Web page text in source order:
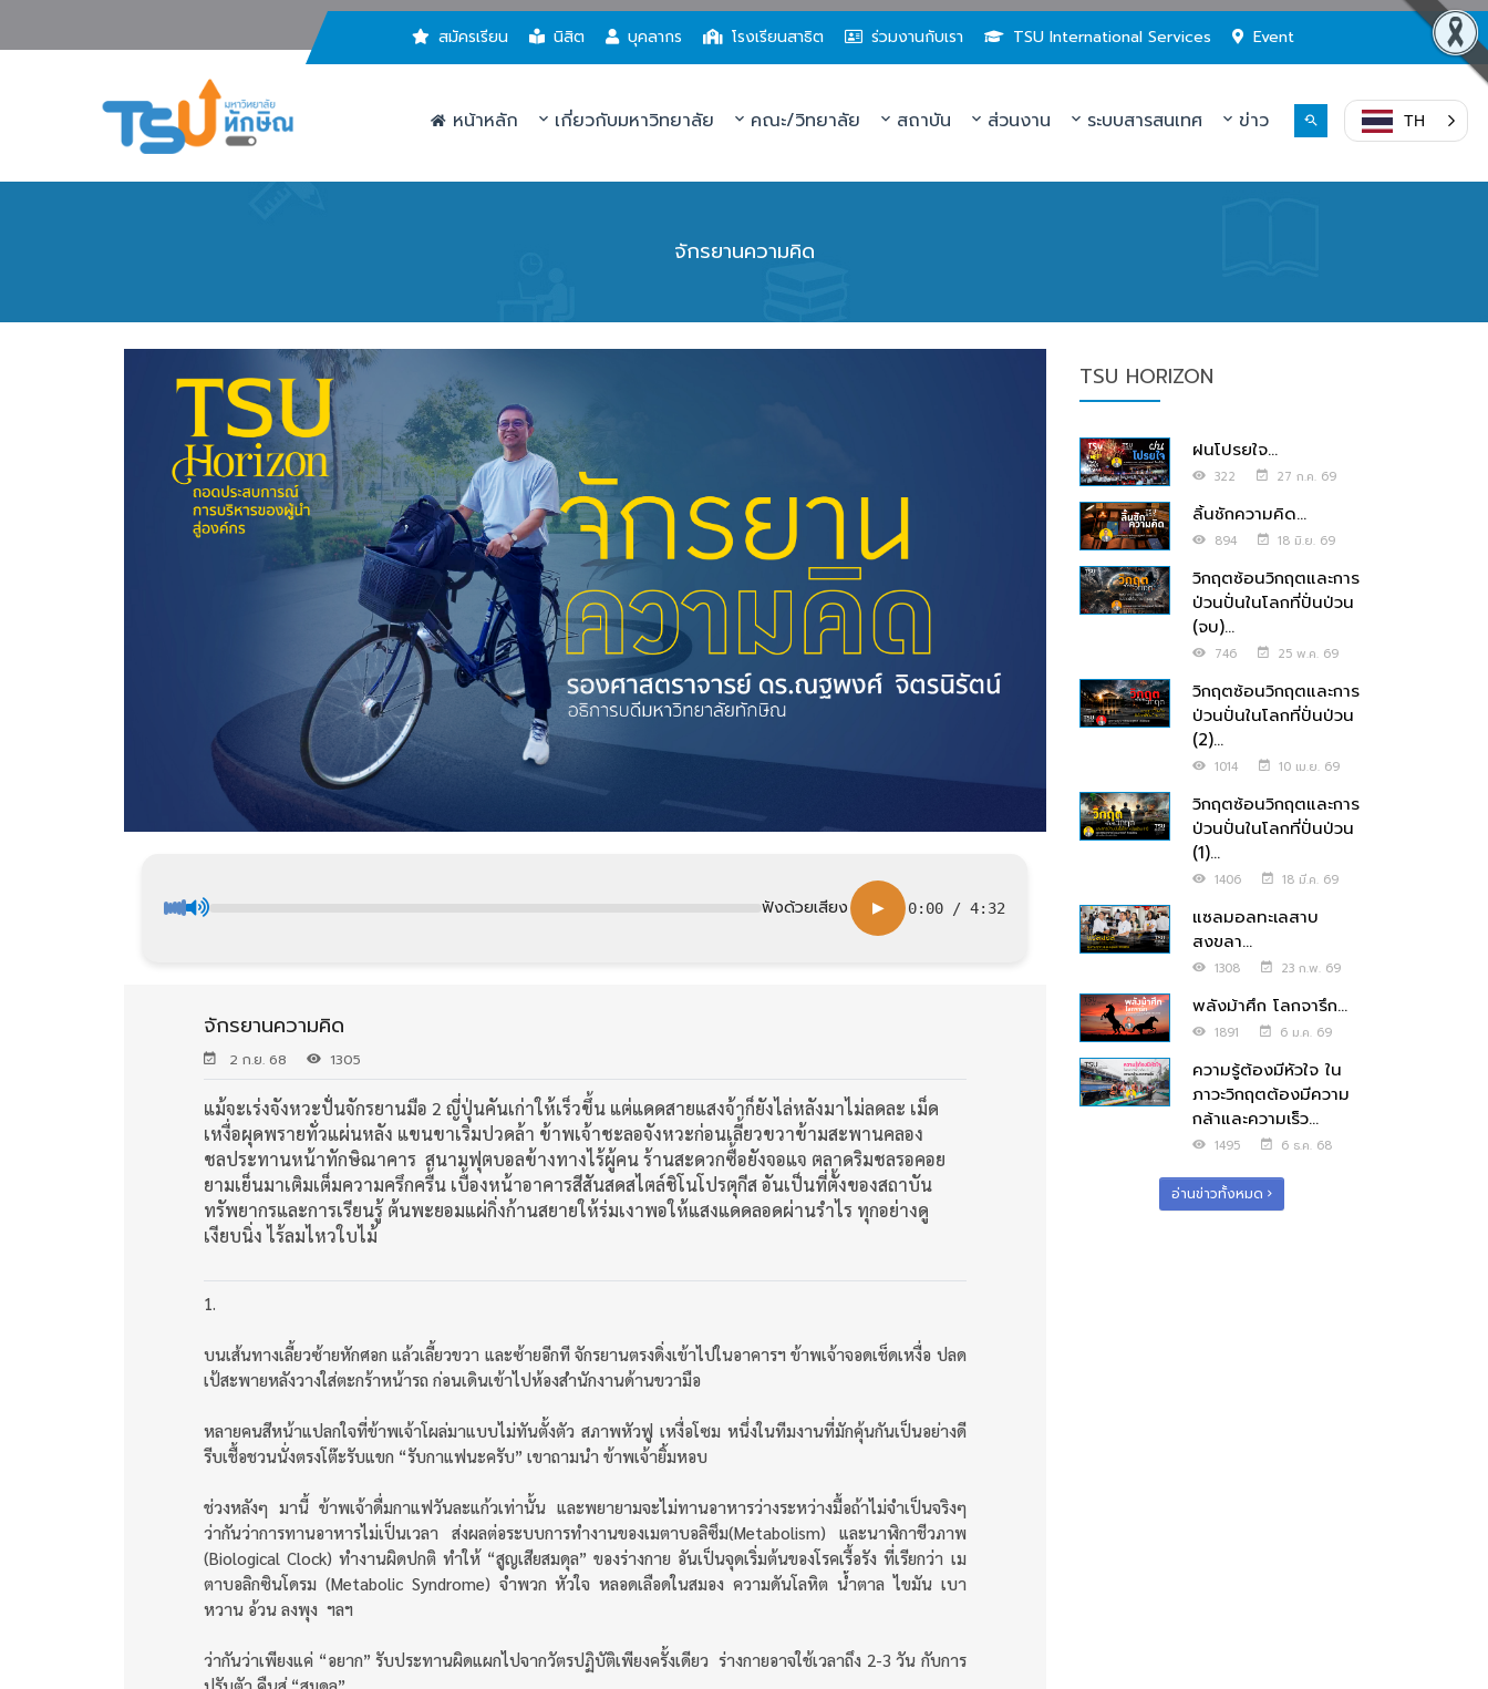
สมัครเรียน นิสิต บุคลากร โรงเรียนสาธิต ร่วมงานกับเรา TSU International Services Event
หน้าหลัก เกี่ยวกับมหาวิทยาลัย คณะ/วิทยาลัย สถาบัน ส่วนงาน ระบบสารสนเทศ ข่าว TH
จักรยานความคิด
ฟังด้วยเสียง ▶ 0:00 /4:32
จักรยานความคิด
2 ก.ย. 68 1305
แม้จะเร่งจังหวะปั่นจักรยานมือ 2 ญี่ปุ่นคันเก่าให้เร็วขึ้น แต่แดดสายแสงจ้าก็ยังไล่หลังมาไม่ลดละ เม็ด
เหงื่อผุดพรายทั่วแผ่นหลัง แขนขาเริ่มปวดล้า ข้าพเจ้าชะลอจังหวะก่อนเลี้ยวขวาข้ามสะพานคลอง
ชลประทานหน้าทักษิณาคาร สนามฟุตบอลข้างทางไร้ผู้คน ร้านสะดวกซื้อยังจอแจ ตลาดริมชลรอคอย
ยามเย็นมาเติมเต็มความครึกครื้น เบื้องหน้าอาคารสีสันสดสไตล์ชิโนโปรตุกีส อันเป็นที่ตั้งของสถาบัน
ทรัพยากรและการเรียนรู้ ต้นพะยอมแผ่กิ่งก้านสยายให้ร่มเงาพอให้แสงแดดลอดผ่านรำไร ทุกอย่างดู
เงียบนิ่ง ไร้ลมไหวใบไม้
1.
บนเส้นทางเลี้ยวซ้ายหักศอก แล้วเลี้ยวขวา และซ้ายอีกที จักรยานตรงดิ่งเข้าไปในอาคารฯ ข้าพเจ้าจอดเช็ดเหงื่อ ปลด
เป้สะพายหลังวางใส่ตะกร้าหน้ารถ ก่อนเดินเข้าไปห้องสำนักงานด้านขวามือ
หลายคนสีหน้าแปลกใจที่ข้าพเจ้าโผล่มาแบบไม่ทันตั้งตัว สภาพหัวฟู เหงื่อโซม หนึ่งในทีมงานที่มักคุ้นกันเป็นอย่างดี
รีบเชื้อชวนนั่งตรงโต๊ะรับแขก “รับกาแฟนะครับ” เขาถามนำ ข้าพเจ้ายิ้มหอบ
ช่วงหลังๆ มานี้ ข้าพเจ้าดื่มกาแฟวันละแก้วเท่านั้น และพยายามจะไม่ทานอาหารว่างระหว่างมื้อถ้าไม่จำเป็นจริงๆ
ว่ากันว่าการทานอาหารไม่เป็นเวลา ส่งผลต่อระบบการทำงานของเมตาบอลิซึม(Metabolism) และนาฬิกาชีวภาพ
(Biological Clock) ทำงานผิดปกติ ทำให้ “สูญเสียสมดุล” ของร่างกาย อันเป็นจุดเริ่มต้นของโรคเรื้อรัง ที่เรียกว่า เม
ตาบอลิกซินโดรม (Metabolic Syndrome) จำพวก หัวใจ หลอดเลือดในสมอง ความดันโลหิต น้ำตาล ไขมัน เบา
หวาน อ้วน ลงพุง ฯลฯ
ว่ากันว่าเพียงแค่ “อยาก” รับประทานผิดแผกไปจากวัตรปฏิบัติเพียงครั้งเดียว ร่างกายอาจใช้เวลาถึง 2-3 วัน กับการ
TSU HORIZON
ฝนโปรยใจ...
322 27 ก.ค. 69
ลิ้นชักความคิด...
894 18 มิ.ย. 69
วิกฤตซ้อนวิกฤตและการ
ป่วนปั่นในโลกที่ปั่นป่วน
(จบ)...
746 25 พ.ค. 69
วิกฤตซ้อนวิกฤตและการ
ป่วนปั่นในโลกที่ปั่นป่วน
(2)...
1014 10 เม.ย. 69
วิกฤตซ้อนวิกฤตและการ
ป่วนปั่นในโลกที่ปั่นป่วน
(1)...
1406 18 มี.ค. 69
แซลมอลทะเลสาบ
สงขลา...
1308 23 ก.พ. 69
พลังม้าศึก โลกจารึก...
1891 6 ม.ค. 69
ความรู้ต้องมีหัวใจ ใน
ภาวะวิกฤตต้องมีความ
กล้าและความเร็ว...
1495 6 ธ.ค. 68
อ่านข่าวทั้งหมด